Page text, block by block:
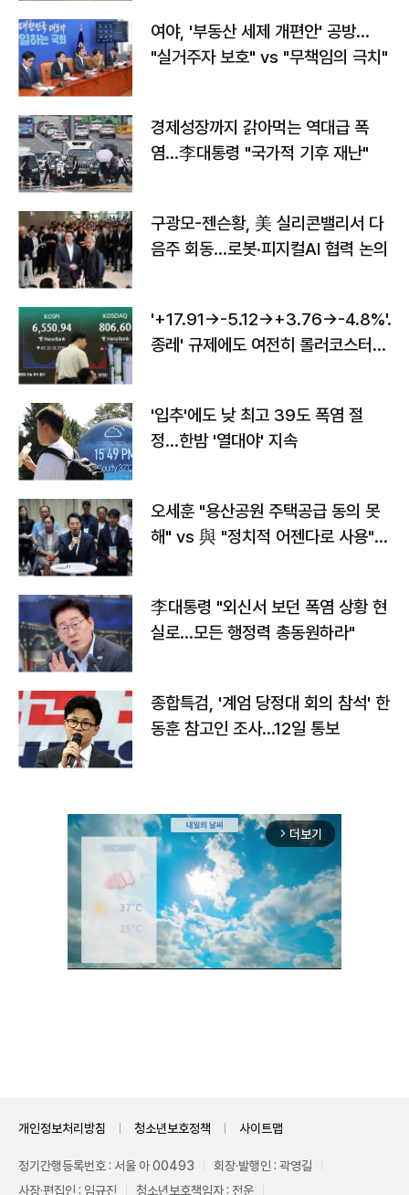
여야, '부동산 세제 개편안' 공방…
"실거주자 보호" vs "무책임의 극치"
경제성장까지 갉아먹는 역대급 폭
염…李대통령 "국가적 기후 재난"
구광모-젠슨황, 美 실리콘밸리서 다
음주 회동…로봇·피지컬AI 협력 논의
'+17.91→-5.12→+3.76→-4.8%'…'
종레' 규제에도 여전히 롤러코스터
'입추'에도 낮 최고 39도 폭염 절
정…한밤 '열대야' 지속
오세훈 "용산공원 주택공급 동의 못
해" vs 與 "정치적 어젠다로 사용"
李대통령 "외신서 보던 폭염 상황 현
실로…모든 행정력 총동원하라"
종합특검, '계엄 당정대 회의 참석' 한
동훈 참고인 조사...12일 통보
arrow_forward_ios 더보기
개인정보처리방침 청소년보호정책 사이트맵
정기간행등록번호 : 서울 아 00493
회장·발행인 : 곽영길
사장·편집인 : 임규진
청소년보호책임자 : 전운